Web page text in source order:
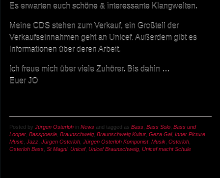
Es erwarten euch schöne & interessante Klangwelten.
Meine CDS stehen zum Verkauf, ein Großteil der
Verkaufseinnahmen geht an Unicef. Außerdem gibt es
Informationen über deren Arbeit.
Ich freue mich über viele Zuhörer. Bis dahin …
Euer JO
Posted by Jürgen Osterloh in News and tagged as Bass Bass Solo Bass und
Looper Basspoesie Braunschweig Braunschweig Kultur Geza Gal, Inner Picture
Music Jazz Jürgen Osterloh Jürgen Osterloh Komponist, Musik Osterloh
Osterloh Bass St Magni, Unicef, Unicef Braunschweig Unicef macht Schule